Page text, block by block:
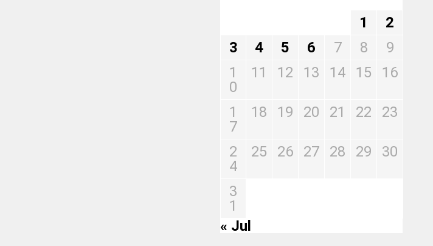
1
2
3
4 5 6 7 8
9
1
0
11 12 13 14 15 16
1
7
18 19 20 21 22 23
2
4
25 26 27 28 29 30
3
1
« Jul